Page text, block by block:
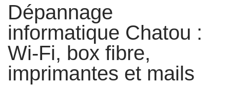
Dépannage
informatique Chatou :
Wi-Fi, box fibre,
imprimantes et mails